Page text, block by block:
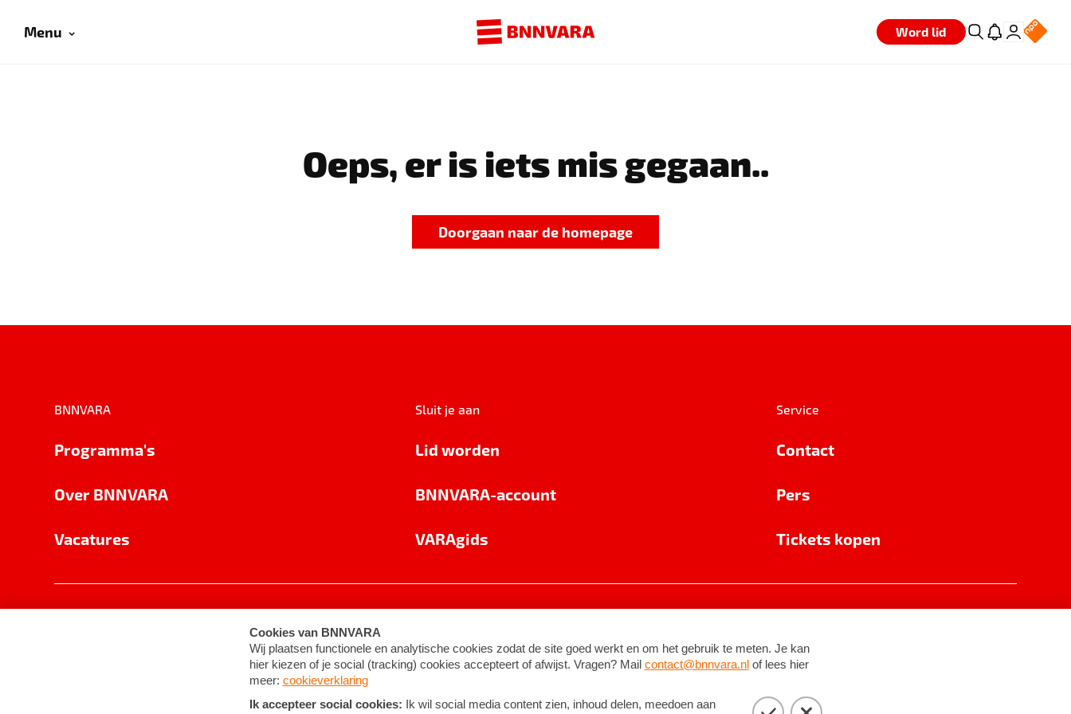
Menu Word lid
Oeps, er is iets mis gegaan..
Doorgaan naar de homepage
BNNVARA
Programma's
Over BNNVARA
Vacatures
Sluit je aan
Lid worden
BNNVARA-account
VARAgids
Service
Contact
Pers
Tickets kopen
Cookie-instellingen Algemene voorwaarden ©2026BNNVARA